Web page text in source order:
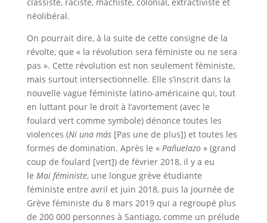
néolibéral.
On pourrait dire, à la suite de cette consigne de la
révolte, que « la révolution sera féministe ou ne sera
pas ». Cette révolution est non seulement féministe,
mais surtout intersectionnelle. Elle s’inscrit dans la
nouvelle vague féministe latino-américaine qui, tout
en luttant pour le droit à l’avortement (avec le
foulard vert comme symbole) dénonce toutes les
violences (Ni una más[Pas une de plus]) et toutes les
formes de domination. Après le « Pañuelazo» (grand
coup de foulard [vert]) de février 2018, il y a eu
le Mai féministe, une longue grève étudiante
féministe entre avril et juin 2018, puis la journée de
Grève féministe du 8 mars 2019 qui a regroupé plus
de 200 000 personnes à Santiago, comme un prélude